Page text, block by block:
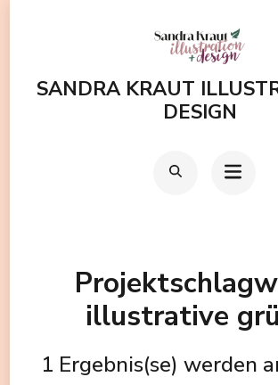
(EnterSANDRA KRAUT
DESIGN
illustrative
1 Ergebnis(se) werden